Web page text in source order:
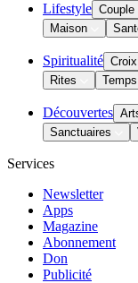
Lifestyle Couple
Maison
Spiritualité Croix
Rites
Découvertes
Sanctuaires
Services
Newsletter
Apps
Magazine
Abonnement
Don
Publicité